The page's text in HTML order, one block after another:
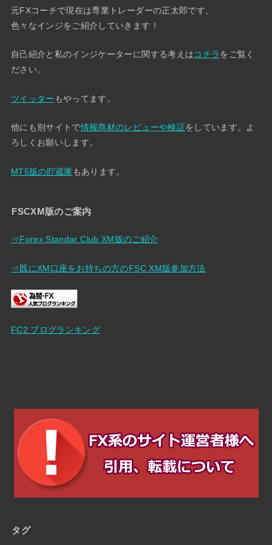
元FXコーチで現在は専業トレーダーの正太郎です。
色々なインジをご紹介していきます！
自己紹介と私のインジケーターに関する考えはコチラをご覧く
ださい。
ツイッター もやってます。
他にも別サイトで情報商材のレビューや検証をしています。よ
ろしくお願いします。
MT5版の貯蔵庫もあります。
FSCXM版のご案内
⇒Forex Standar Club XM版のご紹介
⇒既にXM口座をお持ちの方のFSC XM版参加方法
FC2 ブログランキング
タグ